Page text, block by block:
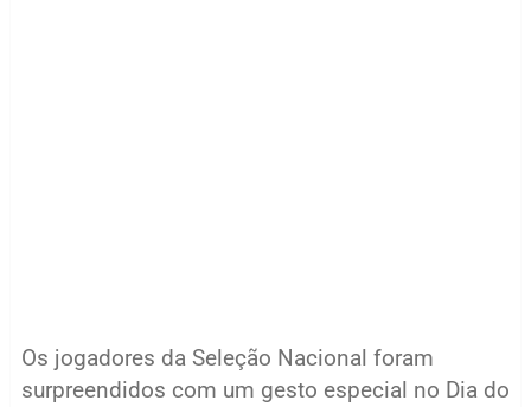
Os jogadores da Seleção Nacional foram
surpreendidos com um gesto especial no Dia do